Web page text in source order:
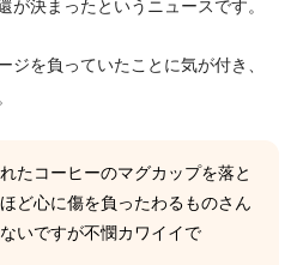
が決まったというニュースです。
ジを負っていたことに気が付き、
たコーヒーのマグカップを落と
ど心に傷を負ったわるものさん
いですが不憫カワイイで